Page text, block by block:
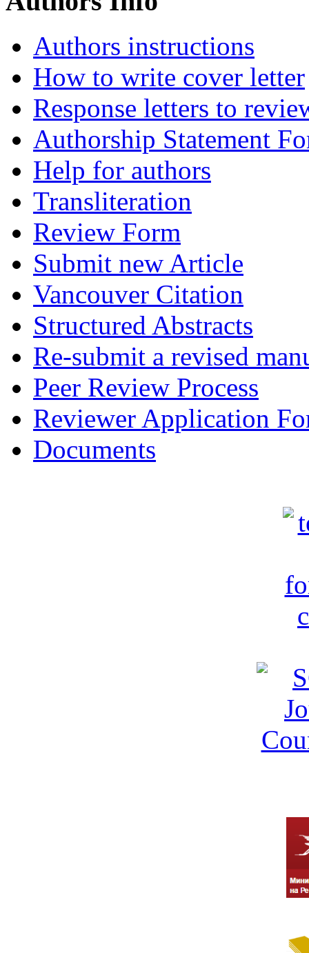
Authors instructions
How to write cover letter
Response letters to
Authorship Statement
Help for authors
Transliteration
Review Form
Submit new Article
Vancouver Citation
Structured Abstracts
Re-submit a revised
Peer Review Process
Reviewer Application
Documents